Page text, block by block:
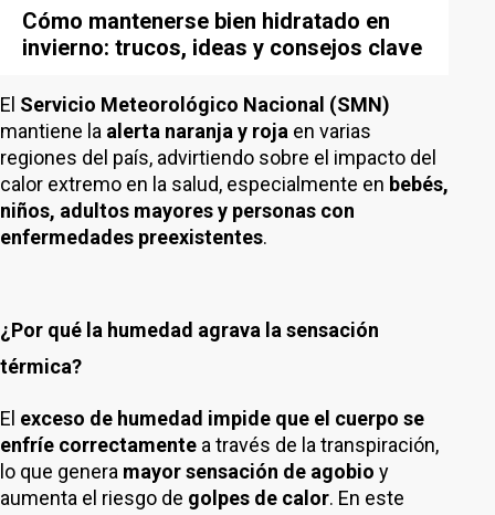
Cómo mantenerse bien hidratado en
invierno: trucos, ideas y consejos clave
El Servicio Meteorológico Nacional (SMN)
mantiene la alerta naranja y roja en varias
regiones del país, advirtiendo sobre el impacto del
calor extremo en la salud, especialmente en bebés,
niños, adultos mayoresy personas con
enfermedades preexistentes.
¿Por qué la humedad agrava la sensación
térmica?
El exceso de humedad impide que el cuerpo se
enfríe correctamente a través de la transpiración,
lo que genera mayor sensación de agobio y
aumenta el riesgo de golpes de calor. En este